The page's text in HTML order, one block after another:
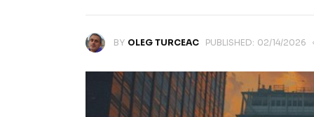
BY OLEG TURCEAC PUBLISHED: 02/14/2026